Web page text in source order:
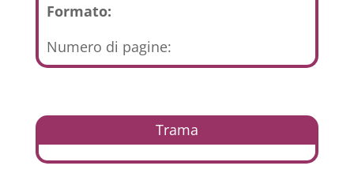
Formato:
Numero di pagine:
Trama